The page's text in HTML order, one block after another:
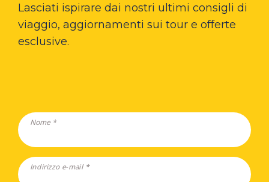
Lasciati ispirare dai nostri ultimi consigli di
viaggio, aggiornamenti sui tour e offerte
esclusive.
Nome *
Indirizzo e-mail *